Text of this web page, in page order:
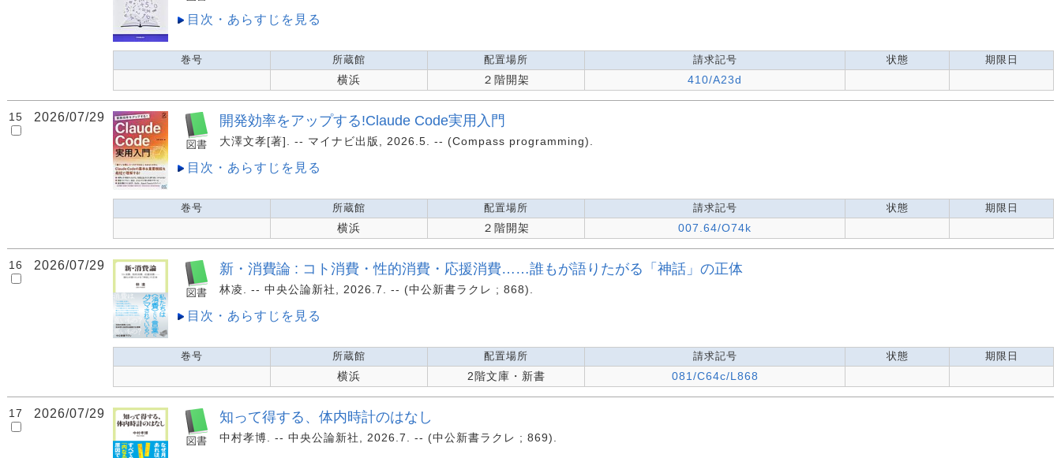
目次・あらすじを見る
巻号 所蔵館 配置場所 請求記号 状態 期限日
横浜 ２階開架 410/A23d
15 2026/07/29 開発効率をアップする!Claude Code実用入門
大澤文孝[著]. -- マイナビ出版, 2026.5. -- (Compass programming).
目次・あらすじを見る
巻号 所蔵館 配置場所 請求記号 状態 期限日
横浜 ２階開架 007.64/O74k
16 2026/07/29 新・消費論 : コト消費・性的消費・応援消費……誰もが語りたがる「神話」の正体
林凌. -- 中央公論新社, 2026.7. -- (中公新書ラクレ ; 868).
目次・あらすじを見る
巻号 所蔵館 配置場所 請求記号 状態 期限日
横浜 2階文庫・新書 081/C64c/L868
17 2026/07/29 知って得する、体内時計のはなし
中村孝博. -- 中央公論新社, 2026.7. -- (中公新書ラクレ ; 869).